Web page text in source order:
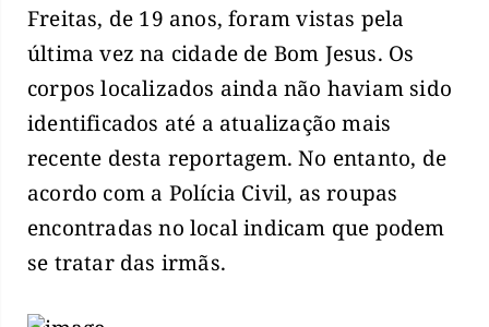
Freitas, de 19 anos, foram vistas pela
última vez na cidade de Bom Jesus. Os
corpos localizados ainda não haviam sido
identificados até a atualização mais
recente desta reportagem. No entanto, de
acordo com a Polícia Civil, as roupas
encontradas no local indicam que podem
se tratar das irmãs.